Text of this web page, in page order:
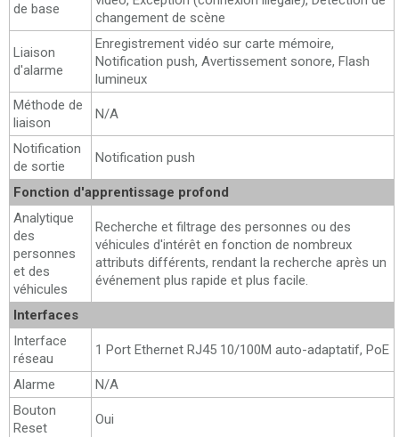
de base
changement de scène
Liaison
d'alarme
Enregistrement vidéo sur carte mémoire,
Notification push, Avertissement sonore, Flash
lumineux
Méthode de
liaison
N/A
Notification
de sortie
Notification push
Fonction d'apprentissage profond
Analytique
des
personnes
et des
véhicules
Recherche et filtrage des personnes ou des
véhicules d'intérêt en fonction de nombreux
attributs différents, rendant la recherche après un
événement plus rapide et plus facile.
Interfaces
Interface
réseau
1 Port Ethernet RJ45 10/100M auto-adaptatif, PoE
Alarme
N/A
Bouton
Reset
Oui